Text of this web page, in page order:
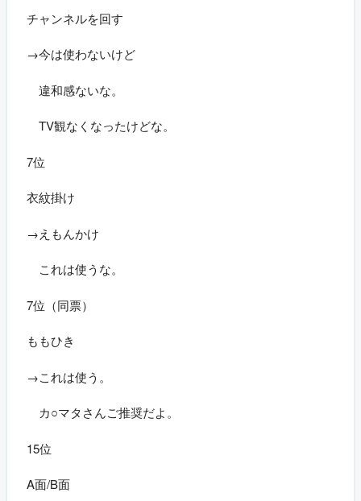
チャンネルを回す
→今は使わないけど
違和感ないな。
TV観なくなったけどな。
7位
衣紋掛け
→えもんかけ
これは使うな。
7位（同票）
ももひき
→これは使う。
カ○マタさんご推奨だよ。
15位
A面/B面